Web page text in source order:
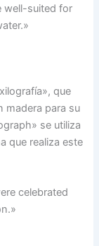
well-suited for
que
madera para su
se utiliza
que realiza este
celebrated